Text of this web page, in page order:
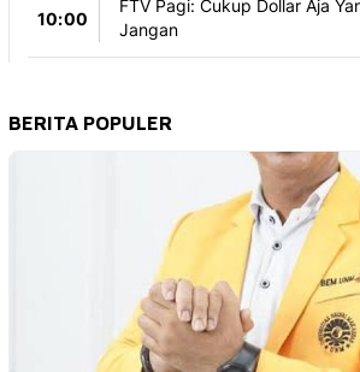
BERITA POPULER